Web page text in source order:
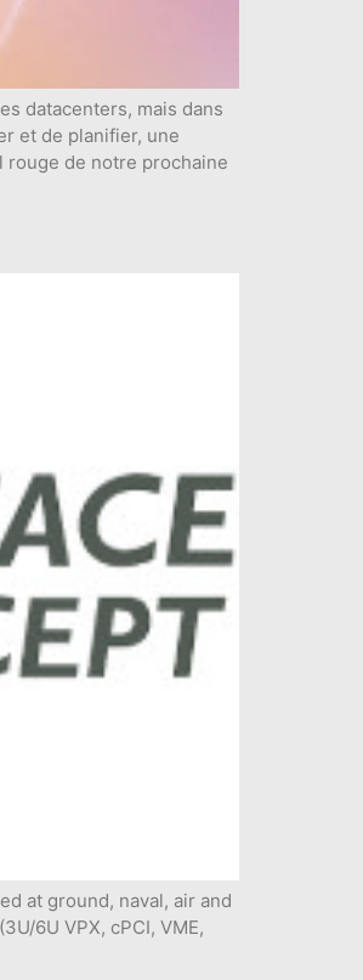
datacenters, mais dans
et de planifier, une
rouge de notre prochaine
at ground, naval, air and
6U VPX, cPCI, VME,